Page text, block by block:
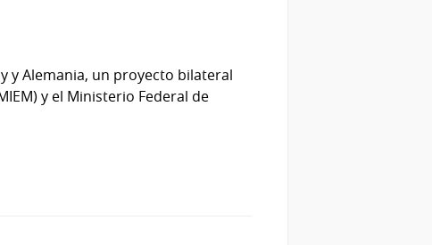
y Alemania, un proyecto bilateral
y el Ministerio Federal de